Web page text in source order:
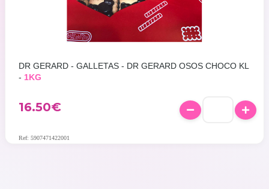
DR GERARD - GALLETAS - DR GERARD OSOS CHOCO KL
- 1KG
16.50€
Ref: 5907471422001